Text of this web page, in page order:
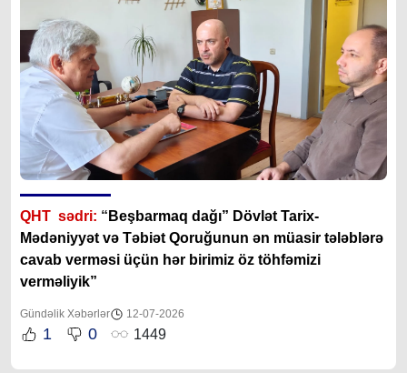
QHT sədri: “ Beşbarmaq dağı” Dövlət Tarix-
Mədəniyyət və Təbiət Qoruğunun ən müasir tələblərə
cavab verməsi üçün hər birimiz öz töhfəmizi
verməliyik”
Gündəlik Xəbərlər 12-07-2026
1 0 1449